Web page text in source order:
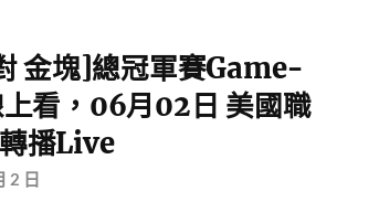
金塊]總冠軍賽Game-
看，06月02日 美國職
播Live
2 日